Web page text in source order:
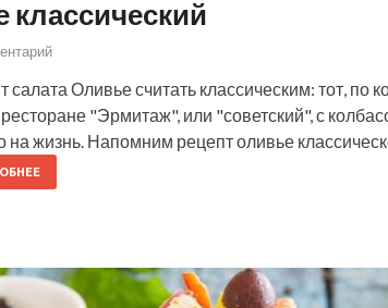
классический
салата Оливье считать классическим: тот, по
"Эрмитаж", или "советский", с
жизнь. Напомним рецепт оливье